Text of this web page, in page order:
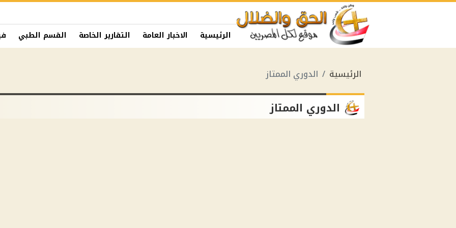
الرئيسية الاخبار العامة التقارير الخاصة القسم الطبي
الرئيسية الدوري الممتاز
الدوري الممتاز